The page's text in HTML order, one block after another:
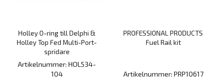
Holley O-ring till Delphi &
Holley Top Fed Multi-Port-
spridare
Artikelnummer: HOL534-
104
PROFESSIONAL PRODUCTS
Fuel Rail kit
Artikelnummer: PRP10617